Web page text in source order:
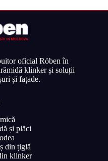
oficial Röben în
klinker și soluții
și fațade.
și plăci
din țiglă
klinker